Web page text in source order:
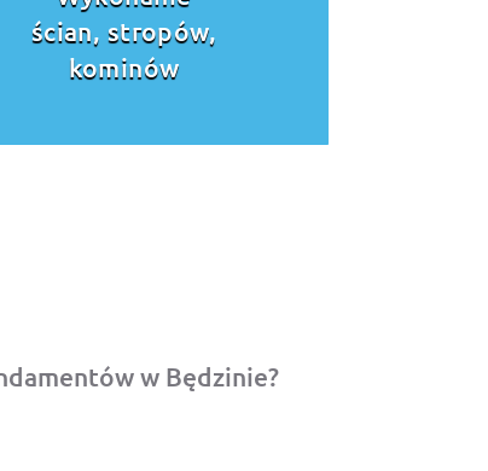
Budowa dachu
w Będzinie?